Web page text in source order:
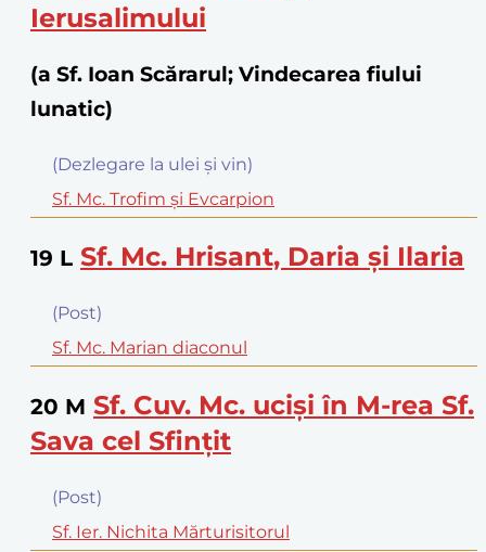
Ierusalimului
(a Sf. Ioan Scărarul; Vindecarea fiului
lunatic)
(Dezlegare la ulei şi vin)
Sf. Mc. Trofim şi Evcarpion
19 L Sf. Mc. Hrisant, Daria şi Ilaria
(Post)
Sf. Mc. Marian diaconul
20 M Sf. Cuv. Mc. ucişi în M-rea Sf.
Sava cel Sfinţit
(Post)
Sf. Ier. Nichita Mărturisitorul